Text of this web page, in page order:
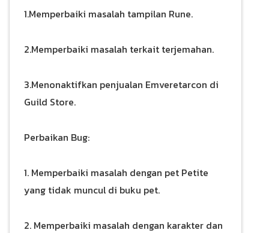
1.Memperbaiki masalah tampilan Rune.
2.Memperbaiki masalah terkait terjemahan.
3.Menonaktifkan penjualan Emveretarcon di
Guild Store.
Perbaikan Bug:
1. Memperbaiki masalah dengan pet Petite
yang tidak muncul di buku pet.
2. Memperbaiki masalah dengan karakter dan